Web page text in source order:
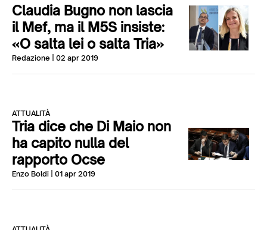
Claudia Bugno non lascia
il Mef, ma il M5S insiste:
«O salta lei o salta Tria»
Redazione | 02 apr 2019
ATTUALITÀ
Tria dice che Di Maio non
ha capito nulla del
rapporto Ocse
Enzo Boldi | 01 apr 2019